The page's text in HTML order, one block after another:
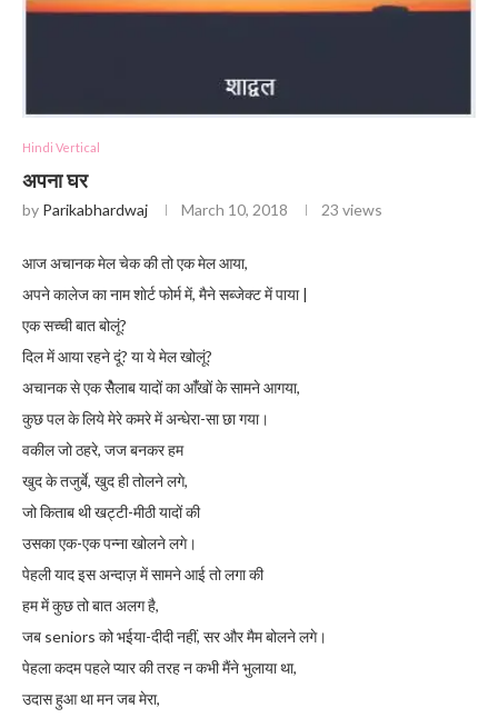
Hindi Vertical
अपना घर
by Parikabhardwaj March 10, 2018 23 views
आज अचानक मेल चेक की तो एक मेल आया,
अपने कालेज का नाम शाेर्ट फोर्म में, मैने सब्जेक्ट में पाया |
एक सच्ची बात बोलूं?
दिल में आया रहने दूं? या ये मेल खोलूं?
अचानक से एक सैेलाब यादों का आँंखों के सामने आगया,
कुछ पल के लिये मेरे कमरे में अन्धेरा-सा छा गया।
वकील जो ठहरे, जज बनकर हम
खुद के तजुर्बे, खुद ही तोलने लगे,
जो किताब थी खट्टी-मीठी यादों की
उसका एक-एक पन्ना खोलने लगे।
पेहली याद इस अन्दाज़ में सामने आई तो लगा की
हम में कुछ तो बात अलग है,
जब seniors को भईया-दीदी नहीं, सर और मैम बोलने लगे।
पेहला कदम पहले प्यार की तरह न कभी मैंने भुलाया था,
उदास हुआ था मन जब मेरा,